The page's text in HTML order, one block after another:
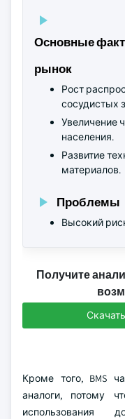
Основные
рынок
Рост
сосудистых
Увеличение
населения.
Развитие
материалов.
Проблемы
Высокий
Получите
Кроме того, BMS
аналоги, потому
использования